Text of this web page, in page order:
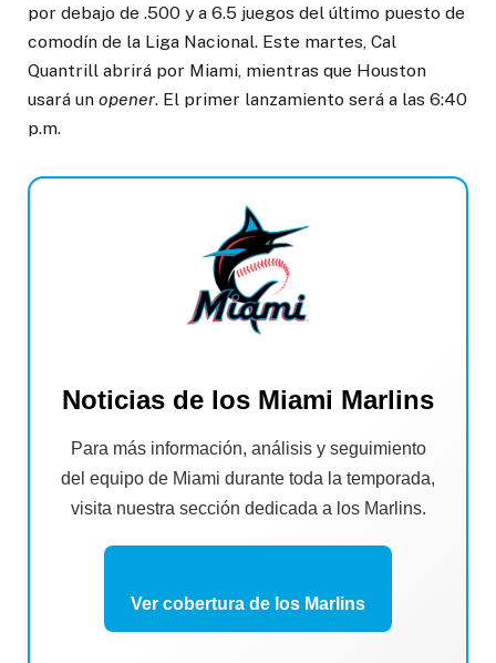
por debajo de .500 y a 6.5 juegos del último puesto de
comodín de la Liga Nacional. Este martes, Cal
Quantrill abrirá por Miami, mientras que Houston
usará un opener. El primer lanzamiento será a las 6:40
p.m.
Noticias de los Miami Marlins
Para más información, análisis y seguimiento
del equipo de Miami durante toda la temporada,
visita nuestra sección dedicada a los Marlins.
Ver cobertura de los Marlins